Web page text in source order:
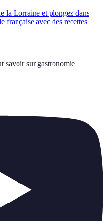
la Lorraine et plongez dans
française avec des recettes
savoir sur gastronomie